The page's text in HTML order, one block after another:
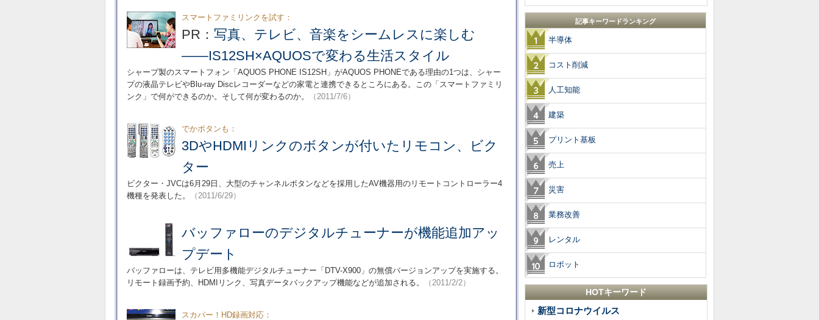
スマートファミリンクを試す：
PR： 写真、テレビ、音楽をシームレスに楽しむ
――IS12SH×AQUOSで変わる生活スタイル
シャープ製のスマートフォン「AQUOS PHONE IS12SH」がAQUOS PHONEである理由の1つは、シャー
プの液晶テレビやBlu-ray Discレコーダーなどの家電と連携できるところにある。この「スマートファミリ
ンク」で何ができるのか。そして何が変わるのか。
（2011/7/6）
でかボタンも：
3DやHDMIリンクのボタンが付いたリモコン、ビク
ター
ビクター・JVCは6月29日、大型のチャンネルボタンなどを採用したAV機器用のリモートコントローラー4
機種を発表した。
（2011/6/29）
バッファローのデジタルチューナーが機能追加アッ
プデート
バッファローは、テレビ用多機能デジタルチューナー「DTV-X900」の無償バージョンアップを実施する。
リモート録画予約、HDMIリンク、写真データバックアップ機能などが追加される。
（2011/2/2）
スカパー！HD録画対応：
記事キーワードランキング
半導体
コスト削減
人工知能
建築
プリント基板
売上
災害
業務改善
レンタル
ロボット
HOTキーワード
新型コロナウイルス